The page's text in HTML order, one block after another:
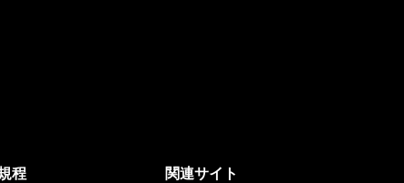
程 関連サイト